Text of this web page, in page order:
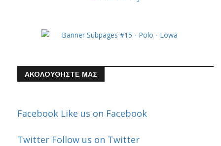
ΑΚΟΛΟΥΘΗΣΤΕ ΜΑΣ
Facebook Like us on Facebook
Twitter Follow us on Twitter